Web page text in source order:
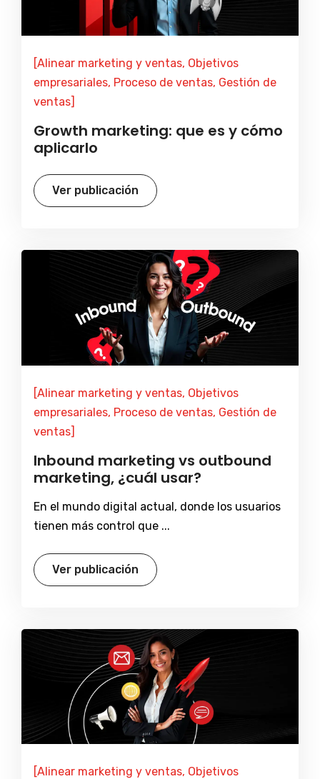
[Alinear marketing y ventas, Objetivos
empresariales, Proceso de ventas, Gestión de
ventas]
Growth marketing: que es y cómo
aplicarlo
Ver publicación
[Alinear marketing y ventas, Objetivos
empresariales, Proceso de ventas, Gestión de
ventas]
Inbound marketing vs outbound
marketing, ¿cuál usar?
En el mundo digital actual, donde los usuarios
tienen más control que ...
Ver publicación
[Alinear marketing y ventas, Objetivos